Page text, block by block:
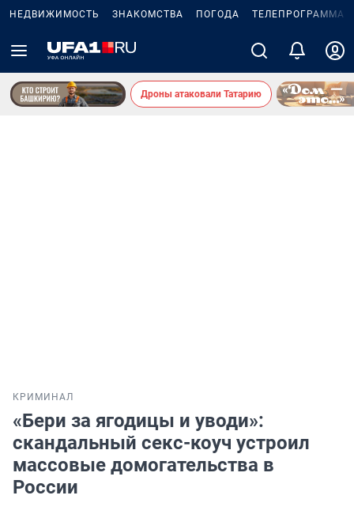
НЕДВИЖИМОСТЬ ЗНАКОМСТВА ПОГОДА ТЕЛЕПРОГРАММА
Дроны атаковали Татарию
КРИМИНАЛ
«Бери за ягодицы и уводи»:
скандальный секс-коуч устроил
массовые домогательства в
России